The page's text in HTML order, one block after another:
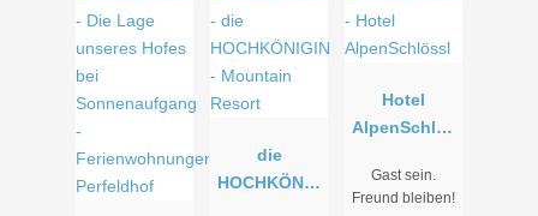
die
HOCHKÖNIG
Hotel
AlpenSchlös
Gast sein.
Freund bleiben!